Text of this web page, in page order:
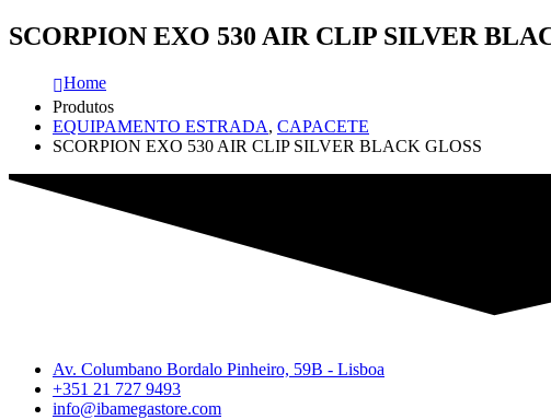
SCORPION EXO 530 AIR CLIP SILVER
Home
Produtos
EQUIPAMENTO ESTRADA, CAPACETE
SCORPION EXO 530 AIR CLIP SILVER BLACK GLOSS
Av. Columbano Bordalo Pinheiro, 59B - Lisboa
+351 21 727 9493
info@ibamegastore.com